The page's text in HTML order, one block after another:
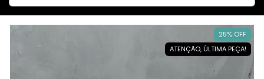
25% OFF
ATENÇÃO, ÚLTIMA PEÇA!